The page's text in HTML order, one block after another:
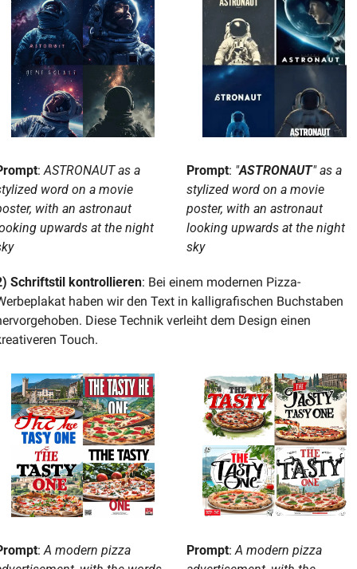
: ASTRONAUT as a
word on a movie
with an astronaut
upwards at the night
Prompt: "ASTRONAUT" as a
stylized word on a movie
poster, with an astronaut
looking upwards at the night
sky
Schriftstil kontrollieren: Bei einem modernen Pizza-
haben wir den Text in kalligrafischen Buchstaben
Diese Technik verleiht dem Design einen
Touch.
: A modern pizza
Prompt: A modern pizza